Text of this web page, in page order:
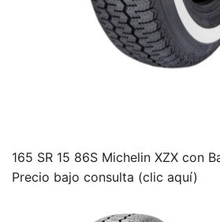
165 SR 15 86S Michelin XZX con
Precio bajo consulta (clic aquí)